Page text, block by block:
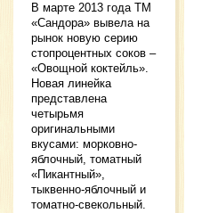
В марте 2013 года ТМ
«Сандора» вывела на
рынок новую серию
стопроцентных соков –
«Овощной коктейль».
Новая линейка
представлена
четырьмя
оригинальными
вкусами: морковно-
яблочный, томатный
«Пикантный»,
тыквенно-яблочный и
томатно-свекольный.